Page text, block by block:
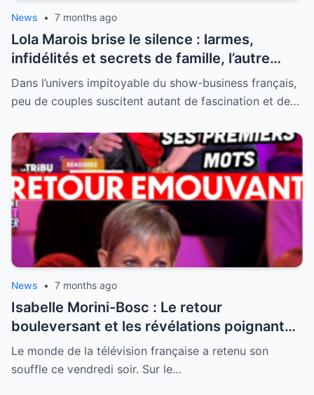
News • 7 months ago
Lola Marois brise le silence : larmes,
infidélités et secrets de famille, l’autre
visage de Jean-Marie Bigard enfin dévoilé
Dans l’univers impitoyable du show-business français,
peu de couples suscitent autant de fascination et de…
News • 7 months ago
Isabelle Morini-Bosc : Le retour
bouleversant et les révélations poignantes
après la perte de son mari
Le monde de la télévision française a retenu son
souffle ce vendredi soir. Sur le…